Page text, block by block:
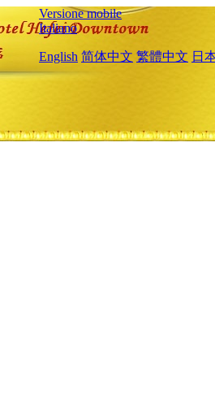
Versione mobile
Italiano
English 简体中文 繁體中文 日